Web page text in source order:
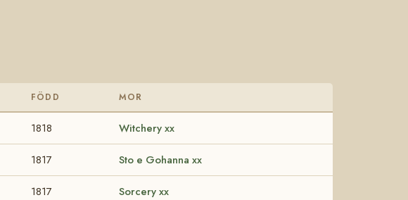
FÖDD MOR
1818 Witchery xx
1817 Sto e Gohanna xx
1817 Sorcery xx